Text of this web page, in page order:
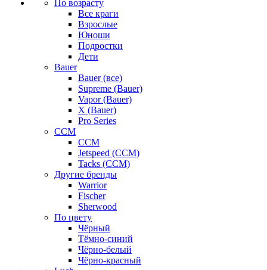
По возрасту
Все краги
Взрослые
Юноши
Подростки
Дети
Bauer
Bauer (все)
Supreme (Bauer)
Vapor (Bauer)
X (Bauer)
Pro Series
CCM
CCM
Jetspeed (CCM)
Tacks (CCM)
Другие бренды
Warrior
Fischer
Sherwood
По цвету
Чёрный
Тёмно-синий
Чёрно-белый
Чёрно-красный